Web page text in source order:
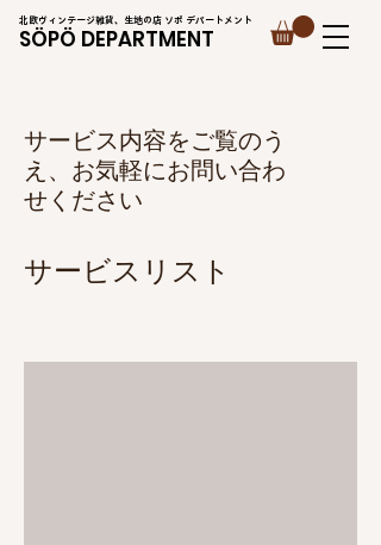
北欧ヴィンテージ雑貨、生地の店 ソポ デパートメント
SÖPÖ DEPARTMENT
サービス内容をご覧のう
え、お気軽にお問い合わ
せください
サービスリスト